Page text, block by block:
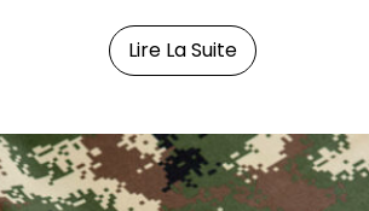
Lire La Suite